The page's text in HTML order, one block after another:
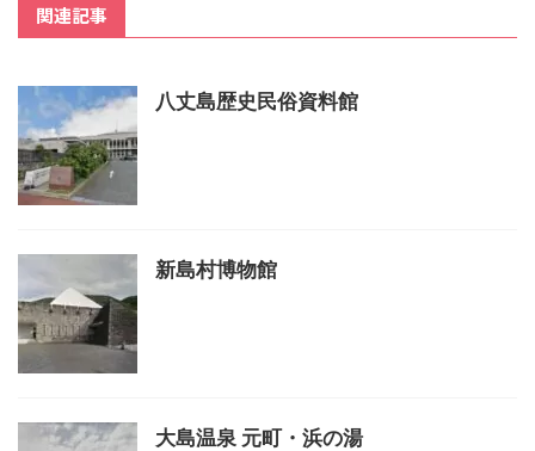
関連記事
八丈島歴史民俗資料館
新島村博物館
大島温泉 元町・浜の湯